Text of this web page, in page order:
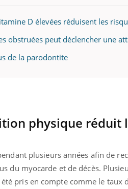
D élevées réduisent les
obstruées peut déclencher une
de la parodontite
physique réduit
plusieurs années afin de
du myocarde et de décès.
pris en compte comme le taux